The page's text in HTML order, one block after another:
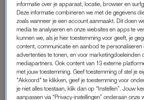
PETER HEERSCHOP EN
“We blikken terug op de personen die
Waas (62). “Wat is er overgebleven van
plannen? We laten ons dit keer in het
ooit inspireren door anderen. Collega-
dansers, regisseurs, muzikanten en
gevraagd met hun advies te komen.”
informatie over je apparaat, locatie, browser en
Deze informatie combineren we met de gegevens
zoals wanneer je een account aanmaakt. Dit doen
media te analyseren en onze websites en apps te
kunnen we, als je hier toestemming voor geeft, je
content, communicatie en aanbod te personaliseren
advertenties te tonen, en voor marketingdoeleinden
mediapartners. Ook content van 13 externe
met jouw toestemming. Geef toestemming of stel je
"Akkoord" te klikken, geef je toestemming voor
je niet alles toestaan, klik dan op “Instellen”. Jouw
aanpassen via “Privacy-instellingen” onderaan onze